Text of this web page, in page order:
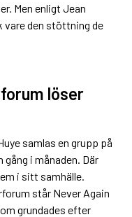
Men enligt Jean
vare den stöttning de
löser
samlas en grupp på
i månaden. Där
i sitt samhälle.
står Never Again
grundades efter